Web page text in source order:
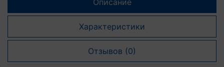
Описание
Характеристики
Отзывов (0)